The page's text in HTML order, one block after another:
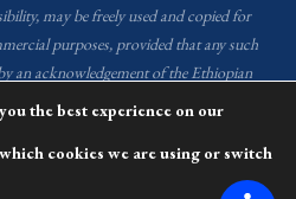
may be freely used and copied for
purposes, provided that any such
an acknowledgement of the Ethiopian
Source of images used in the content
Communications Department Archive
Common License.
the best experience on our
cookies we are using or switch